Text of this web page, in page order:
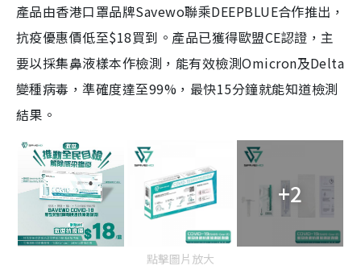
產品由香港口罩品牌Savewo聯乘DEEPBLUE合作推出，
抗疫優惠價低至$18買到。產品已獲得歐盟CE認證，主
要以採集鼻液樣本作檢測，能有效檢測Omicron及Delta
變種病毒，準確度達至99%，最快15分鐘就能知道檢測
結果。
+2
點擊圖片放大